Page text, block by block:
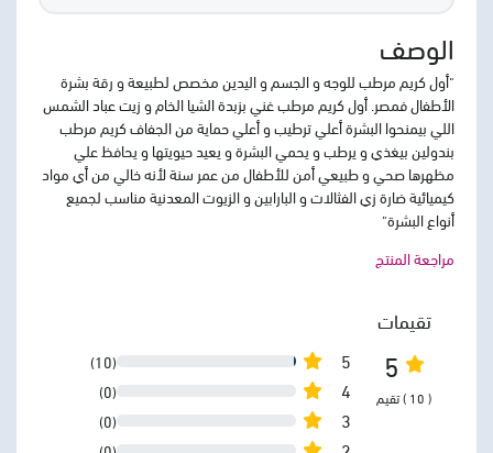
الوصف
"أول كريم مرطب للوجه و الجسم و اليدين مخصص لطبيعة و رقة بشرة
الأطفال فمصر. أول كريم مرطب غني بزبدة الشيا الخام و زيت عباد الشمس
اللي بيمنحوا البشرة أعلي ترطيب و أعلي حماية من الجفاف كريم مرطب
بندولين بيغذي و يرطب و يحمي البشرة و يعيد حيويتها و يحافظ علي
مظهرها صحي و طبيعي أمن للأطفال من عمر سنة لأنه خالي من أي مواد
كيميائية ضارة زي الفثالات و البارابين و الزيوت المعدنية مناسب لجميع
أنواع البشرة"
مراجعة المنتج
تقيمات
5
( 10 ) تقيم
5
(10)
4
(0)
3
(0)